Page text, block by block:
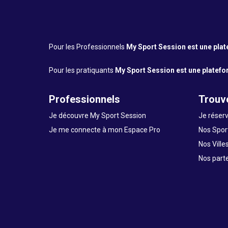
Pour les Professionnels My Sport Session est une
Pour les pratiquants My Sport Session est une
Professionnels
Je découvre My Sport Session
Je me connecte à mon Espace Pro
Je
Nos
Nos Villes
Nos